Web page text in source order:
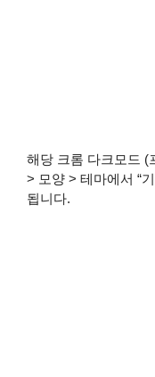
해당 크롬 다크모드 (
> 모양 > 테마에서 “
됩니다.